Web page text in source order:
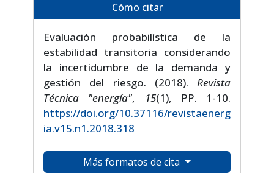
Cómo citar
Evaluación probabilística de la
estabilidad transitoria considerando
la incertidumbre de la demanda y
gestión del riesgo. (2018). Revista
Técnica "energía", 15(1), PP. 1-10.
https://doi.org/10.37116/revistaenerg
ia.v15.n1.2018.318
Más formatos de cita